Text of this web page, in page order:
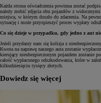
Każda strona oświadczenia powinna zostać
należy zrobić zdjęcia obu pojazdów z
miejsca, w którym doszło do zdarzenia. Na
sytuację i może przyspieszyć proces wypłaty
Co się dzieje w przypadku, gdy jedno z aut
Jeżeli przydarzy nam się kolizja z
Kwota na naprawę naszego auta zostanie
kierujący nieubezpieczonym pojazdem zostanie
całość wypłaconego odszkodowania, które w
kilkudziesięciu tysięcy złotych.
Dowiedz się więcej